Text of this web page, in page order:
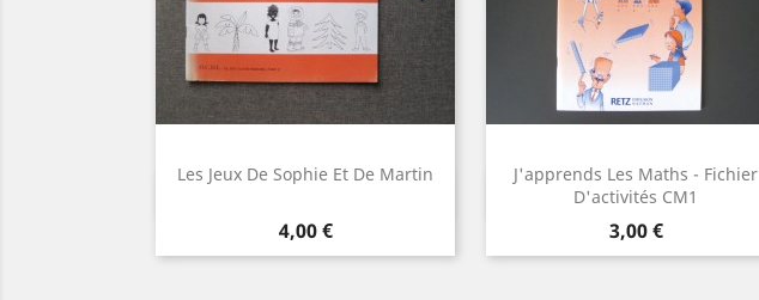
Les Jeux De Sophie Et De Martin
Prix
4,00 €
J'apprends Les Maths - Fichier
D'activités CM1
Prix
3,00 €
Aperçu rapide